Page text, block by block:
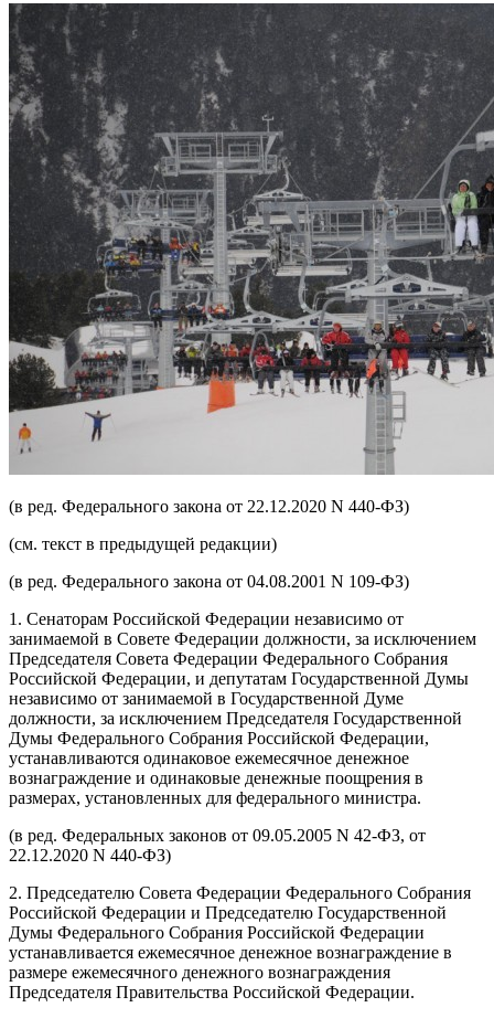
(в ред. Федерального закона от 22.12.2020 N 440-ФЗ)
(см. текст в предыдущей редакции)
(в ред. Федерального закона от 04.08.2001 N 109-ФЗ)
1. Сенаторам Российской Федерации независимо от
занимаемой в Совете Федерации должности, за исключением
Председателя Совета Федерации Федерального Собрания
Российской Федерации, и депутатам Государственной Думы
независимо от занимаемой в Государственной Думе
должности, за исключением Председателя Государственной
Думы Федерального Собрания Российской Федерации,
устанавливаются одинаковое ежемесячное денежное
вознаграждение и одинаковые денежные поощрения в
размерах, установленных для федерального министра.
(в ред. Федеральных законов от 09.05.2005 N 42-ФЗ, от
22.12.2020 N 440-ФЗ)
2. Председателю Совета Федерации Федерального Собрания
Российской Федерации и Председателю Государственной
Думы Федерального Собрания Российской Федерации
устанавливается ежемесячное денежное вознаграждение в
размере ежемесячного денежного вознаграждения
Председателя Правительства Российской Федерации.